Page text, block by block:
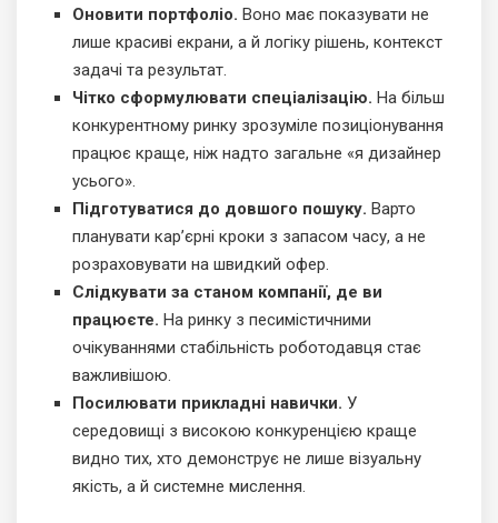
Оновити портфоліо. Воно має показувати не
лише красиві екрани, а й логіку рішень, контекст
задачі та результат.
Чітко сформулювати спеціалізацію. На більш
конкурентному ринку зрозуміле позиціонування
працює краще, ніж надто загальне «я дизайнер
усього».
Підготуватися до довшого пошуку. Варто
планувати кар’єрні кроки з запасом часу, а не
розраховувати на швидкий офер.
Слідкувати за станом компанії, де ви
працюєте. На ринку з песимістичними
очікуваннями стабільність роботодавця стає
важливішою.
Посилювати прикладні навички. У
середовищі з високою конкуренцією краще
видно тих, хто демонструє не лише візуальну
якість, а й системне мислення.